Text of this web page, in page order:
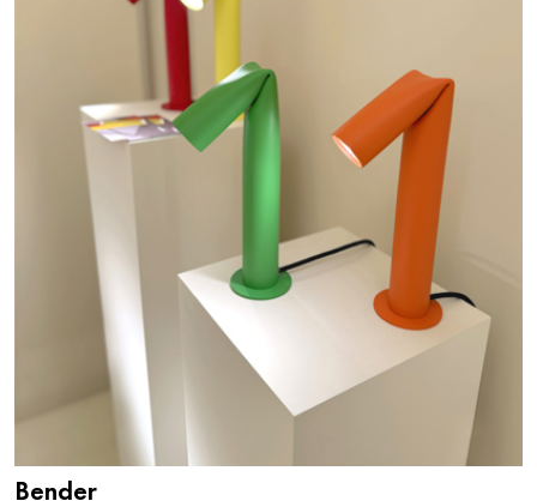
Bender